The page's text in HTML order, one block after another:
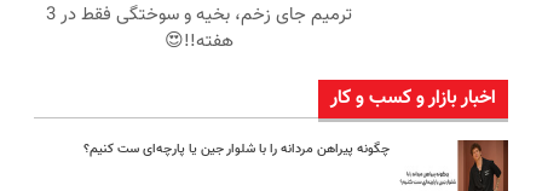
ترمیم جای زخم، بخیه و سوختگی فقط در 3
هفته!!😍
اخبار بازار و کسب و کار
چگونه پیراهن مردانه را با شلوار جین یا پارچه‌ای ست کنیم؟